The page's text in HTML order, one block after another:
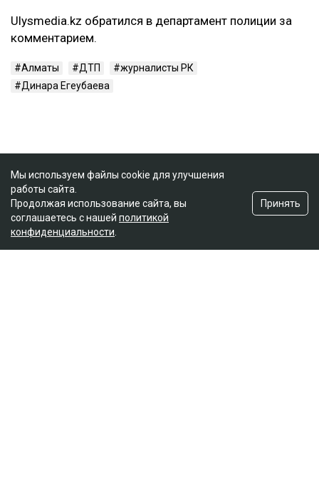
Ulysmedia.kz обратился в департамент полиции за
комментарием.
Алматы ДТП
журналисты РК
Динара Егеубаева
Мы используем файлы cookie для улучшения
работы сайта.
Продолжая использование сайта, вы
соглашаетесь с нашей политикой
конфиденциальности
Принять